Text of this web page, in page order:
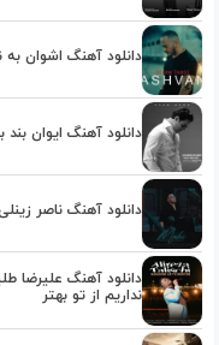
دانلود آهنگ اشوان به
دانلود آهنگ ایوان بند
دانلود آهنگ ناصر
دانلود آهنگ علیرضا
نداریم از تو بهتر